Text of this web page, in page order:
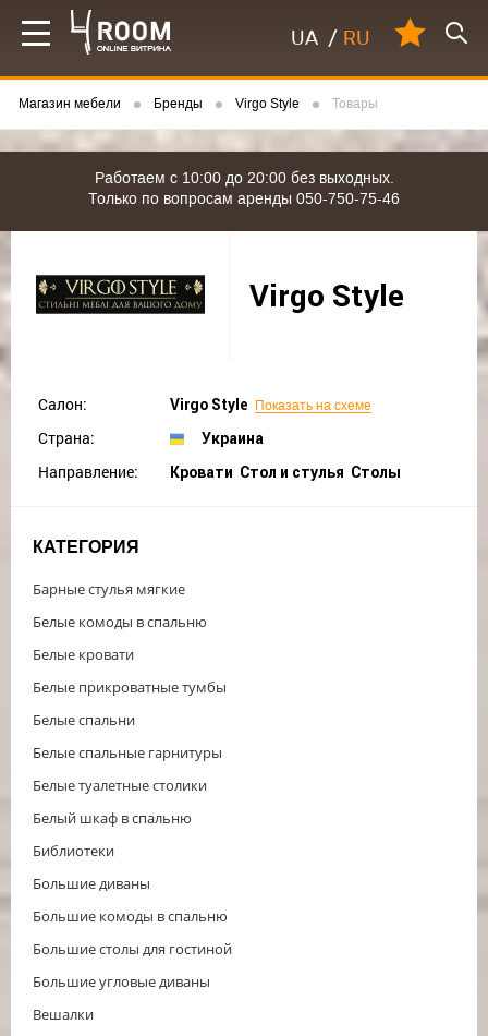
UA / RU
Магазин мебели Бренды Virgo Style Товары
Работаем с 10:00 до 20:00 без выходных.
Только по вопросам аренды 050-750-75-46
Virgo Style
Салон: Virgo Style Показать на схеме
Страна: Украина
Направление: Кровати Стол и стулья Столы
КАТЕГОРИЯ
Барные стулья мягкие
Белые комоды в спальню
Белые кровати
Белые прикроватные тумбы
Белые спальни
Белые спальные гарнитуры
Белые туалетные столики
Белый шкаф в спальню
Библиотеки
Большие диваны
Большие комоды в спальню
Большие столы для гостиной
Большие угловые диваны
Вешалки